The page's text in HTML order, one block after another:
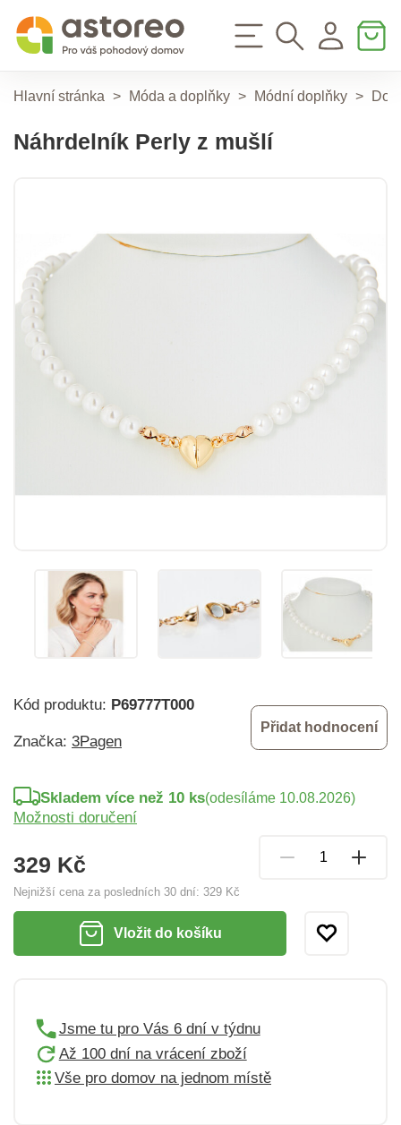
Hlavní stránka > Móda a doplňky > Módní doplňky >
Náhrdelník Perly z mušlí
Kód produktu: P69777T000
Značka: 3Pagen
Přidat hodnocení
329 Kč
Nejnižší cena za posledních 30 dní: 329 Kč
Skladem více než 10 ks(odesíláme 10.08.2026)
Možnosti doručení
Vložit do košíku
Jsme tu pro Vás 6 dní v týdnu
Až 100 dní na vrácení zboží
Vše pro domov na jednom místě